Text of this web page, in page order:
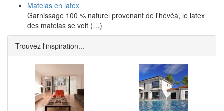
Matelas en latex
Garnissage 100 % naturel provenant de l'hévéa, le latex
des matelas se voit (…)
Trouvez l'inspiration...